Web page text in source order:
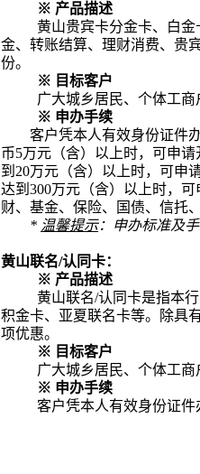
※ 产品描述
黄山贵宾卡分金卡、白
金、转账结算、理财消费、贵
份。
※ 目标客户
广大城乡居民、个体工
※ 申办手续
客户凭本人有效身份证件
币5万元（含）以上时，可申
到 20万元（含）以上时，可申
达到 300万元（含）以上时，
财、基金、保险、国债、信托
* 温馨提示：申办标准及
黄山联名/认同卡：
※ 产品描述
黄山联名/认同卡是指本行
积金卡、亚夏联名卡等。除具
项优惠。
※ 目标客户
广大城乡居民、个体工
※ 申办手续
客户凭本人有效身份证件